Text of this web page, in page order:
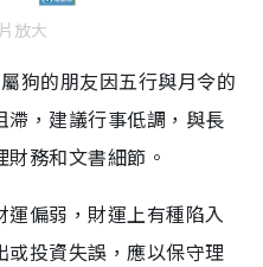
放大
狗的朋友因五行與月令的
滯，建議行事低調，與長
務和文書細節。
偏弱，財運上有種陷入
投資失誤，應以保守理